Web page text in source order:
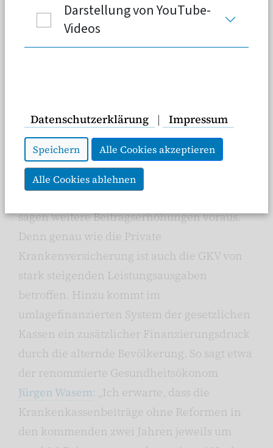
Union und SPD wollen die steigenden
Ausgabendynamik in der Gesetzlichen
Koalitionsvertrag. Vorschläge, wie das
funktionieren kann, soll eine Kommission
bis zum Frühjahr 2027 vorlegen.
sagen weitere Beitragserhöhungen voraus.
Denn genau wie die Private
Krankenversicherung ist auch die GKV von
stark steigenden Leistungsausgaben
betroffen. Hinzu kommt im
umlagefinanzierten System der gesetzlichen
Kassen ein zusätzlicher Finanzierungsdruck
durch die alternde Bevölkerung. So sagt etwa
der renommierte Gesundheitsökonom
Jürgen Wasem: „Ich erwarte, dass die
Krankenkassenbeiträge ohne Reformen in
den kommenden zwei Jahren jeweils um
Darstellung von YouTube-
Videos
Datenschutzerklärung | Impressum
Speichern Alle Cookies akzeptieren
Alle Cookies ablehnen